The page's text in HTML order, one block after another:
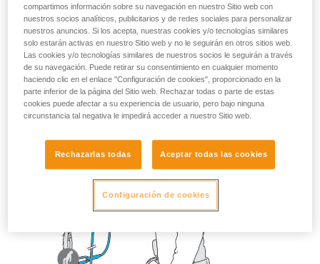
compartimos información sobre su navegación en nuestro Sitio web con
nuestros socios analíticos, publicitarios y de redes sociales para personalizar
nuestros anuncios. Si los acepta, nuestras cookies y/o tecnologías similares
solo estarán activas en nuestro Sitio web y no le seguirán en otros sitios web.
Las cookies y/o tecnologías similares de nuestros socios le seguirán a través
de su navegación. Puede retirar su consentimiento en cualquier momento
haciendo clic en el enlace "Configuración de cookies", proporcionado en la
parte inferior de la página del Sitio web. Rechazar todas o parte de estas
cookies puede afectar a su experiencia de usuario, pero bajo ninguna
circunstancia tal negativa le impedirá acceder a nuestro Sitio web.
Rechazarlas todas Aceptar todas las cookies
Configuración de cookies